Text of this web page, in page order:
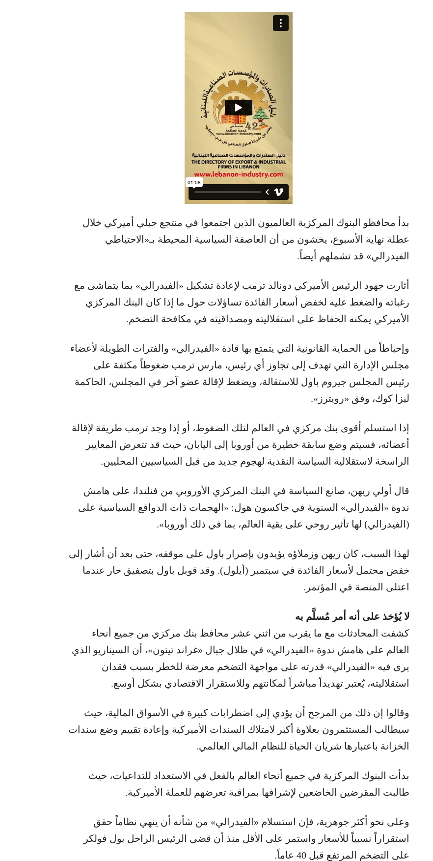
بدأ محافظو البنوك المركزية العالميون الذين اجتمعوا في منتجع جبلي أميركي خلال
عطلة نهاية الأسبوع، يخشون من أن العاصفة السياسية المحيطة بـ«الاحتياطي
الفيدرالي» قد تشملهم أيضاً.
أثارت جهود الرئيس الأميركي دونالد ترمب لإعادة تشكيل «الفيدرالي» بما يتماشى مع
رغباته والضغط عليه لخفض أسعار الفائدة تساؤلات حول ما إذا كان البنك المركزي
الأميركي يمكنه الحفاظ على استقلاليته ومصداقيته في مكافحة التضخم.
وإحباطاً من الحماية القانونية التي يتمتع بها قادة «الفيدرالي» والفترات الطويلة لأعضاء
مجلس الإدارة التي تهدف إلى تجاوز أي رئيس، مارس ترمب ضغوطاً مكثفة على
رئيس المجلس جيروم باول للاستقالة، ويضغط لإقالة عضو آخر في المجلس، الحاكمة
ليزا كوك، وفق «رويترز».
إذا استسلم أقوى بنك مركزي في العالم لتلك الضغوط، أو إذا وجد ترمب طريقة لإقالة
أعضائه، فسيتم وضع سابقة خطيرة من أوروبا إلى اليابان، حيث قد تتعرض المعايير
الراسخة لاستقلالية السياسة النقدية لهجوم جديد من قبل السياسيين المحليين.
قال أولي ريهن، صانع السياسة في البنك المركزي الأوروبي من فنلندا، على هامش
ندوة «الفيدرالي» السنوية في جاكسون هول: «الهجمات ذات الدوافع السياسية على
(الفيدرالي) لها تأثير روحي على بقية العالم، بما في ذلك أوروبا».
لهذا السبب، كان ريهن وزملاؤه يؤيدون بإصرار باول على موقفه، حتى بعد أن أشار إلى
خفض محتمل لأسعار الفائدة في سبتمبر (أيلول). وقد قوبل باول بتصفيق حار عندما
اعتلى المنصة في المؤتمر.
لا يُؤخذ على أنه أمر مُسلَّم به
كشفت المحادثات مع ما يقرب من اثني عشر محافظ بنك مركزي من جميع أنحاء
العالم على هامش ندوة «الفيدرالي» في ظلال جبال «غراند تيتون»، أن السيناريو الذي
يرى فيه «الفيدرالي» قدرته على مواجهة التضخم معرضة للخطر بسبب فقدان
استقلاليته، يُعتبر تهديداً مباشراً لمكانتهم وللاستقرار الاقتصادي بشكل أوسع.
وقالوا إن ذلك من المرجح أن يؤدي إلى اضطرابات كبيرة في الأسواق المالية، حيث
سيطالب المستثمرون بعلاوة أكبر لامتلاك السندات الأميركية وإعادة تقييم وضع سندات
الخزانة باعتبارها شريان الحياة للنظام المالي العالمي.
بدأت البنوك المركزية في جميع أنحاء العالم بالفعل في الاستعداد للتداعيات، حيث
طالبت المقرضين الخاضعين لإشرافها بمراقبة تعرضهم للعملة الأميركية.
وعلى نحو أكثر جوهرية، فإن استسلام «الفيدرالي» من شأنه أن ينهي نظاماً حقق
استقراراً نسبياً للأسعار واستمر على الأقل منذ أن قضى الرئيس الراحل بول فولكر
على التضخم المرتفع قبل 40 عاماً.